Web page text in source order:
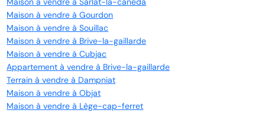
Maison à vendre à Gourdon
Maison à vendre à Souillac
Maison à vendre à Brive-la-gaillarde
Maison à vendre à Cubjac
Appartement à vendre à Brive-la-gaillarde
Terrain à vendre à Dampniat
Maison à vendre à Objat
Maison à vendre à Lège-cap-ferret